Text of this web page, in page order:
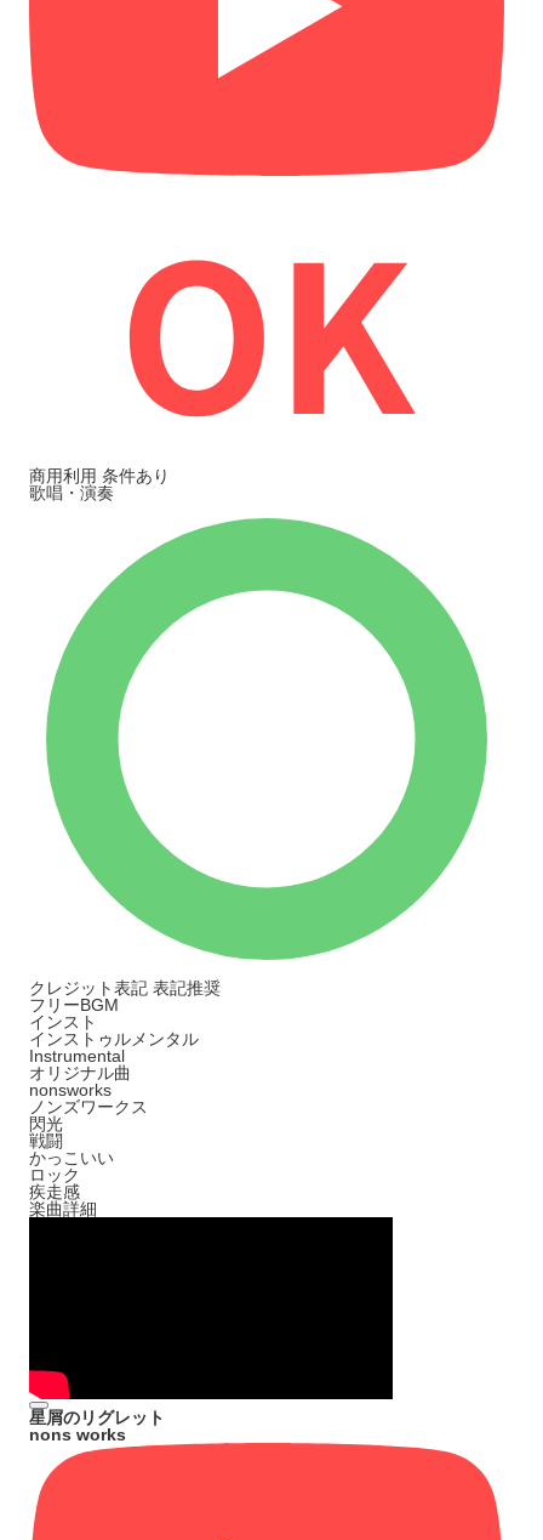
商用利用 条件あり
歌唱・演奏
クレジット表記 表記推奨
フリーBGM
インスト
インストゥルメンタル
Instrumental
オリジナル曲
nonsworks
ノンズワークス
閃光
戦闘
かっこいい
ロック
疾走感
楽曲詳細
星屑のリグレット
nons works